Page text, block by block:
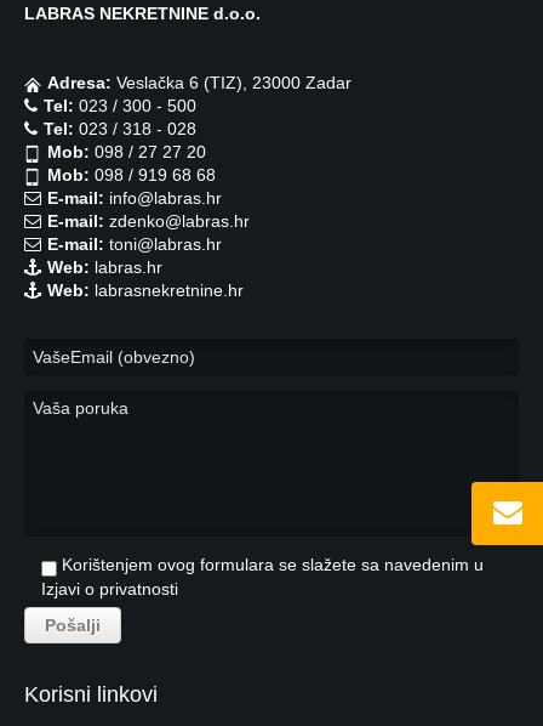
LABRAS NEKRETNINE d.o.o.
Adresa: Veslačka 6 (TIZ), 23000 Zadar
Tel: 023 / 300 - 500
Tel: 023 / 318 - 028
Mob: 098 / 27 27 20
Mob: 098 / 919 68 68
E-mail: info@labras.hr
E-mail: zdenko@labras.hr
E-mail: toni@labras.hr
Web: labras.hr
Web: labrasnekretnine.hr
Korištenjem ovog formulara se slažete sa navedenim u
Izjavi o privatnosti
Korisni linkovi